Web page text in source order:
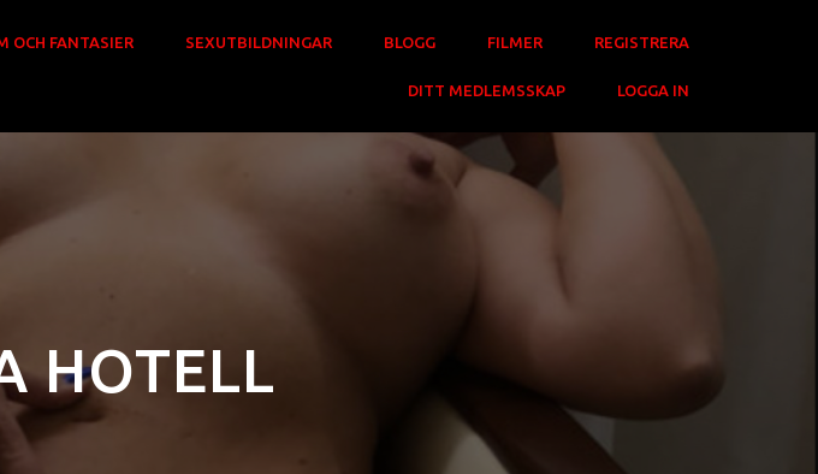
OCH FANTASIER SEXUTBILDNINGAR BLOGG FILMER REGISTRERA
DITT MEDLEMSSKAP LOGGA IN
HOTELL